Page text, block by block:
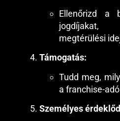
Ellenőrizd a
megtérülési
Támogatás:
Tudd meg,
a franchise-
Személyes